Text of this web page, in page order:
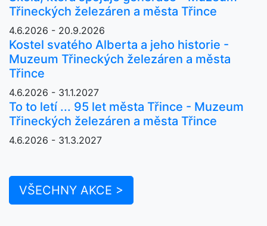
Třineckých železáren a města Třince
4.6.2026 - 20.9.2026
Kostel svatého Alberta a jeho historie -
Muzeum Třineckých železáren a města
Třince
4.6.2026 - 31.1.2027
To to letí ... 95 let města Třince - Muzeum
Třineckých železáren a města Třince
4.6.2026 - 31.3.2027
VŠECHNY AKCE >